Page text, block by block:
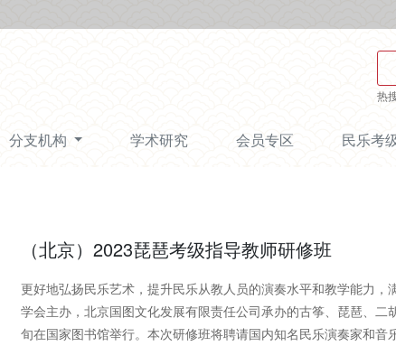
热
分支机构 学术研究 会员专区 民乐考
（北京）2023琵琶考级指导教师研修班
更好地弘扬民乐艺术，提升民乐从教人员的演奏水平和教学能力
学会主办，北京国图文化发展有限责任公司承办的古筝、琵琶、
旬在国家图书馆举行。本次研修班将聘请国内知名民乐演奏家和